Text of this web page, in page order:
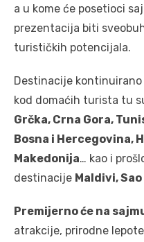
a u kome će posetioci
prezentacija biti
turističkih potencijala.
Destinacije
kod domaćih turista tu
Grčka, Crna Gora,
Bosna i Hercegovina,
Makedonija… kao i
destinacije Maldivi,
Premijerno će na
atrakcije, prirodne